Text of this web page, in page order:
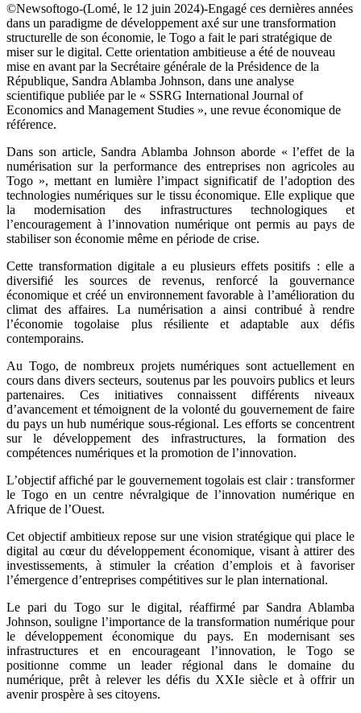
©Newsoftogo-(Lomé, le 12 juin 2024)-Engagé ces dernières années
dans un paradigme de développement axé sur une transformation
structurelle de son économie, le Togo a fait le pari stratégique de
miser sur le digital. Cette orientation ambitieuse a été de nouveau
mise en avant par la Secrétaire générale de la Présidence de la
République, Sandra Ablamba Johnson, dans une analyse
scientifique publiée par le « SSRG International Journal of
Economics and Management Studies », une revue économique de
référence.
Dans son article, Sandra Ablamba Johnson aborde « l’effet de la
numérisation sur la performance des entreprises non agricoles au
Togo », mettant en lumière l’impact significatif de l’adoption des
technologies numériques sur le tissu économique. Elle explique que
la modernisation des infrastructures technologiques et
l’encouragement à l’innovation numérique ont permis au pays de
stabiliser son économie même en période de crise.
Cette transformation digitale a eu plusieurs effets positifs : elle a
diversifié les sources de revenus, renforcé la gouvernance
économique et créé un environnement favorable à l’amélioration du
climat des affaires. La numérisation a ainsi contribué à rendre
l’économie togolaise plus résiliente et adaptable aux défis
contemporains.
Au Togo, de nombreux projets numériques sont actuellement en
cours dans divers secteurs, soutenus par les pouvoirs publics et leurs
partenaires. Ces initiatives connaissent différents niveaux
d’avancement et témoignent de la volonté du gouvernement de faire
du pays un hub numérique sous-régional. Les efforts se concentrent
sur le développement des infrastructures, la formation des
compétences numériques et la promotion de l’innovation.
L’objectif affiché par le gouvernement togolais est clair : transformer
le Togo en un centre névralgique de l’innovation numérique en
Afrique de l’Ouest.
Cet objectif ambitieux repose sur une vision stratégique qui place le
digital au cœur du développement économique, visant à attirer des
investissements, à stimuler la création d’emplois et à favoriser
l’émergence d’entreprises compétitives sur le plan international.
Le pari du Togo sur le digital, réaffirmé par Sandra Ablamba
Johnson, souligne l’importance de la transformation numérique pour
le développement économique du pays. En modernisant ses
infrastructures et en encourageant l’innovation, le Togo se
positionne comme un leader régional dans le domaine du
numérique, prêt à relever les défis du XXIe siècle et à offrir un
avenir prospère à ses citoyens.